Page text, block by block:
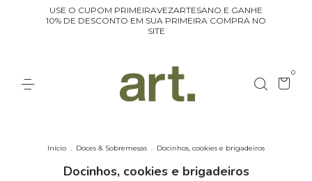
USE O CUPOM PRIMEIRAVEZARTESANO E GANHE
10% DE DESCONTO EM SUA PRIMEIRA COMPRA NO
SITE
0
Início . Doces & Sobremesas . Docinhos, cookies e brigadeiros
Docinhos, cookies e brigadeiros